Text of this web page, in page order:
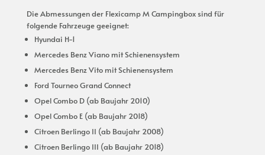
Die Abmessungen der Flexicamp M Campingbox sind für
folgende Fahrzeuge geeignet:
Hyundai H-1
Mercedes Benz Viano mit Schienensystem
Mercedes Benz Vito mit Schienensystem
Ford Tourneo Grand Connect
Opel Combo D (ab Baujahr 2010)
Opel Combo E (ab Baujahr 2018)
Citroen Berlingo II (ab Baujahr 2008)
Citroen Berlingo III (ab Baujahr 2018)